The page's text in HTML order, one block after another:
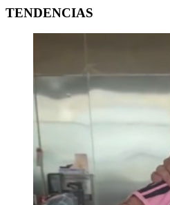
TENDENCIAS